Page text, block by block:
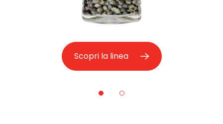
Scopri la linea